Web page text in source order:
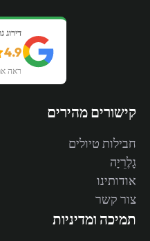
דירוג
4.9
ראה
קישורים מהירים
חבילות טיולים
גָלֶרֵיָה
אודותינו
צור קשר
תמיכה ומדיניות